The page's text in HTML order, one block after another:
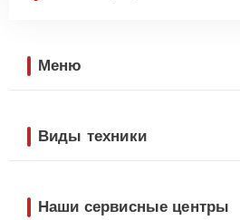
Меню
Виды техники
Наши сервисные центры